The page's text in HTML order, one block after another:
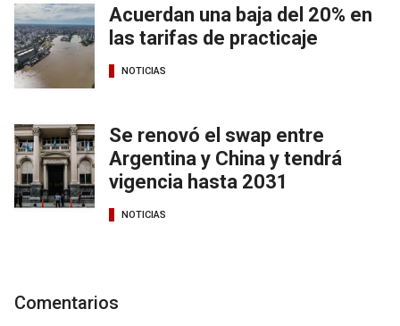
Acuerdan una baja del 20% en
las tarifas de practicaje
NOTICIAS
Se renovó el swap entre
Argentina y China y tendrá
vigencia hasta 2031
NOTICIAS
Comentarios